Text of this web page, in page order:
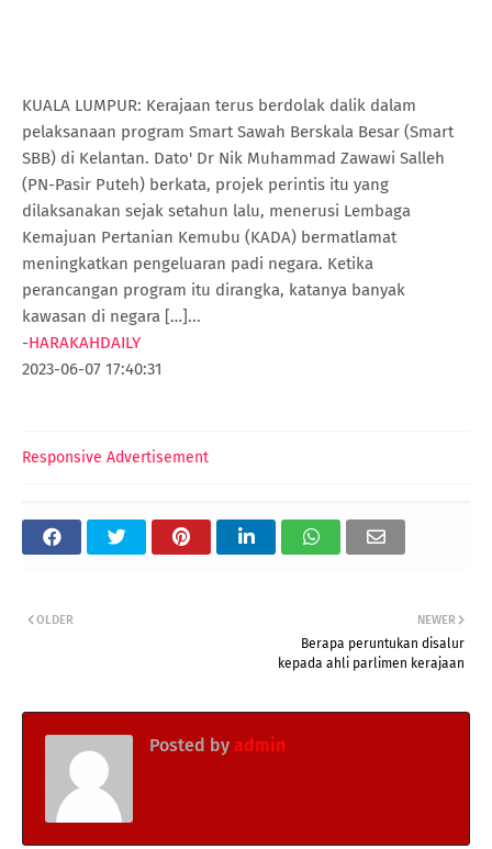
KUALA LUMPUR: Kerajaan terus berdolak dalik dalam
pelaksanaan program Smart Sawah Berskala Besar (Smart
SBB) di Kelantan. Dato' Dr Nik Muhammad Zawawi Salleh
(PN-Pasir Puteh) berkata, projek perintis itu yang
dilaksanakan sejak setahun lalu, menerusi Lembaga
Kemajuan Pertanian Kemubu (KADA) bermatlamat
meningkatkan pengeluaran padi negara. Ketika
perancangan program itu dirangka, katanya banyak
kawasan di negara […]...
-HARAKAHDAILY
2023-06-07 17:40:31
Responsive Advertisement
NEWER
Berapa peruntukan disalur
kepada ahli parlimen kerajaan
OLDER
Posted by admin